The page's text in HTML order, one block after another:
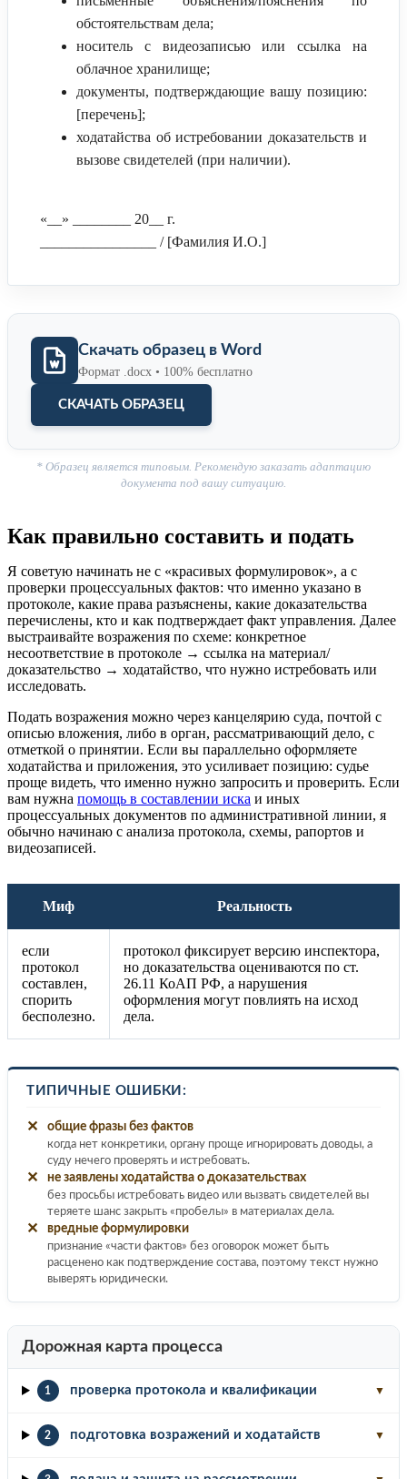
обстоятельствам дела;
носитель с видеозаписью или ссылка на
облачное хранилище;
документы, подтверждающие вашу позицию:
[перечень];
ходатайства об истребовании доказательств и
вызове свидетелей (при наличии).
«__» ________ 20__ г.
________________ / [Фамилия И.О.]
Скачать образец в Word
Формат .docx • 100% бесплатно
СКАЧАТЬ ОБРАЗЕЦ
* Образец является типовым. Рекомендую заказать адаптацию
документа под вашу ситуацию.
Как правильно составить и подать
Я советую начинать не с «красивых формулировок», а с
проверки процессуальных фактов: что именно указано в
протоколе, какие права разъяснены, какие доказательства
перечислены, кто и как подтверждает факт управления. Далее
выстраивайте возражения по схеме: конкретное
несоответствие в протоколе → ссылка на материал/
доказательство → ходатайство, что нужно истребовать или
исследовать.
Подать возражения можно через канцелярию суда, почтой с
описью вложения, либо в орган, рассматривающий дело, с
отметкой о принятии. Если вы параллельно оформляете
ходатайства и приложения, это усиливает позицию: судье
проще видеть, что именно нужно запросить и проверить. Если
вам нужна помощь в составлении иска и иных
процессуальных документов по административной линии, я
обычно начинаю с анализа протокола, схемы, рапортов и
видеозаписей.
Миф Реальность
если
протокол
составлен,
спорить
бесполезно.
протокол фиксирует версию инспектора,
но доказательства оцениваются по ст.
26.11 КоАП РФ, а нарушения
оформления могут повлиять на исход
дела.
ТИПИЧНЫЕ ОШИБКИ:
✕ общие фразы без фактов
когда нет конкретики, органу проще игнорировать доводы, а
суду нечего проверять и истребовать.
✕ не заявлены ходатайства о доказательствах
без просьбы истребовать видео или вызвать свидетелей вы
теряете шанс закрыть «пробелы» в материалах дела.
✕ вредные формулировки
признание «части фактов» без оговорок может быть
расценено как подтверждение состава, поэтому текст нужно
выверять юридически.
Дорожная карта процесса
1 проверка протокола и квалификации ▼
2 подготовка возражений и ходатайств ▼